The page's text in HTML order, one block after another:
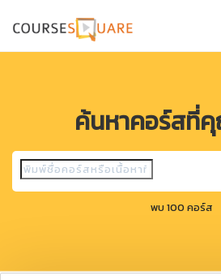
ค้นหาคอร์สที่
พบ 100 คอร์ส